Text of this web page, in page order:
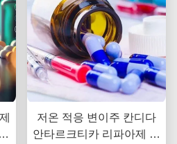
저온 적응 변이주 칸디다
안타르크티카 리파아제 효